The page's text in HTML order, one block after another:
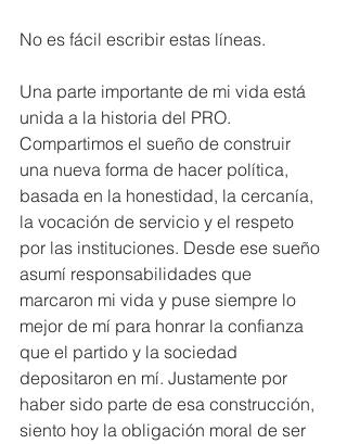
No es fácil escribir estas líneas.
Una parte importante de mi vida está
unida a la historia del PRO.
Compartimos el sueño de construir
una nueva forma de hacer política,
basada en la honestidad, la cercanía,
la vocación de servicio y el respeto
por las instituciones. Desde ese sueño
asumí responsabilidades que
marcaron mi vida y puse siempre lo
mejor de mí para honrar la confianza
que el partido y la sociedad
depositaron en mí. Justamente por
haber sido parte de esa construcción,
siento hoy la obligación moral de ser